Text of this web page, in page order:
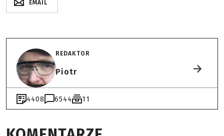
EMAIL
REDAKTOR
Piotr
4408 6544 11